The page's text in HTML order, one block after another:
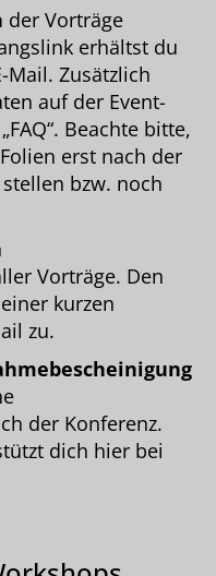
der Vorträge
erhältst du
Mail. Zusätzlich
auf der Event-
Beachte bitte,
erst nach der
bzw. noch
Vorträge. Den
kurzen
zu.
der Konferenz.
dich hier bei